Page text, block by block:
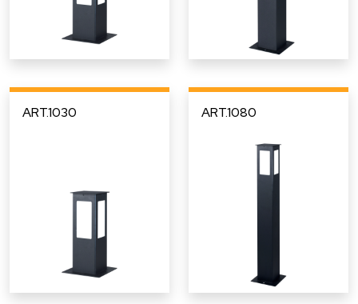
ART.1030 ART.1080